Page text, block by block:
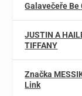
Galavečeře Be
JUSTIN A
TIFFANY
Značka
Link